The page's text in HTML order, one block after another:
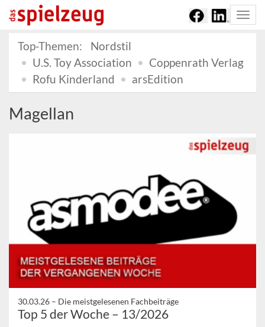
Top-Themen:
Nordstil
U.S. Toy Association
Coppenrath Verlag
Rofu Kinderland
arsEdition
Magellan
30.03.26 – Die meistgelesenen Fachbeiträge
Top 5 der Woche – 13/2026